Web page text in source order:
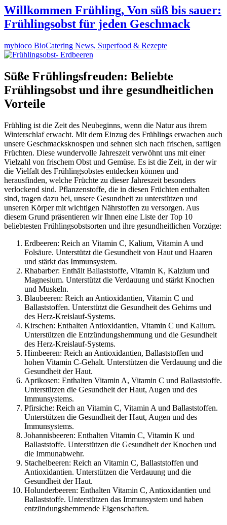
Willkommen Frühling, Von süß bis sauer:
Frühlingsobst für jeden Geschmack
mybioco BioCatering News, Superfood & Rezepte
Süße Frühlingsfreuden: Beliebte
Frühlingsobst und ihre gesundheitlichen
Vorteile
Frühling ist die Zeit des Neubeginns, wenn die Natur aus ihrem
Winterschlaf erwacht. Mit dem Einzug des Frühlings erwachen auch
unsere Geschmacksknospen und sehnen sich nach frischen, saftigen
Früchten. Diese wundervolle Jahreszeit verwöhnt uns mit einer
Vielzahl von frischem Obst und Gemüse. Es ist die Zeit, in der wir
die Vielfalt des Frühlingsobstes entdecken können und
herausfinden, welche Früchte zu dieser Jahreszeit besonders
verlockend sind. Pflanzenstoffe, die in diesen Früchten enthalten
sind, tragen dazu bei, unsere Gesundheit zu unterstützen und
unseren Körper mit wichtigen Nährstoffen zu versorgen. Aus
diesem Grund präsentieren wir Ihnen eine Liste der Top 10
beliebtesten Frühlingsobstsorten und ihre gesundheitlichen Vorzüge:
Erdbeeren: Reich an Vitamin C, Kalium, Vitamin A und
Folsäure. Unterstützt die Gesundheit von Haut und Haaren
und stärkt das Immunsystem.
Rhabarber: Enthält Ballaststoffe, Vitamin K, Kalzium und
Magnesium. Unterstützt die Verdauung und stärkt Knochen
und Muskeln.
Blaubeeren: Reich an Antioxidantien, Vitamin C und
Ballaststoffen. Unterstützt die Gesundheit des Gehirns und
des Herz-Kreislauf-Systems.
Kirschen: Enthalten Antioxidantien, Vitamin C und Kalium.
Unterstützen die Entzündungshemmung und die Gesundheit
des Herz-Kreislauf-Systems.
Himbeeren: Reich an Antioxidantien, Ballaststoffen und
hohen Vitamin C-Gehalt. Unterstützen die Verdauung und die
Gesundheit der Haut.
Aprikosen: Enthalten Vitamin A, Vitamin C und Ballaststoffe.
Unterstützen die Gesundheit der Haut, Augen und des
Immunsystems.
Pfirsiche: Reich an Vitamin C, Vitamin A und Ballaststoffen.
Unterstützen die Gesundheit der Haut, Augen und des
Immunsystems.
Johannisbeeren: Enthalten Vitamin C, Vitamin K und
Ballaststoffe. Unterstützen die Gesundheit der Knochen und
die Immunabwehr.
Stachelbeeren: Reich an Vitamin C, Ballaststoffen und
Antioxidantien. Unterstützen die Verdauung und die
Gesundheit der Haut.
Holunderbeeren: Enthalten Vitamin C, Antioxidantien und
Ballaststoffe. Unterstützen das Immunsystem und haben
entzündungshemmende Eigenschaften.